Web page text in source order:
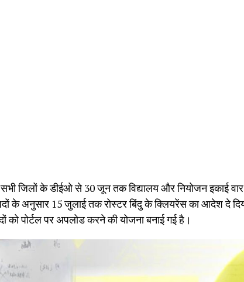
सभी जिलों के डीईओ से 30 जून तक विद्यालय और नियोजन इकाई वार
के अनुसार 15 जुलाई तक रोस्टर बिंदु के क्लियरेंस का आदेश दे
को पोर्टल पर अपलोड करने की योजना बनाई गई है।